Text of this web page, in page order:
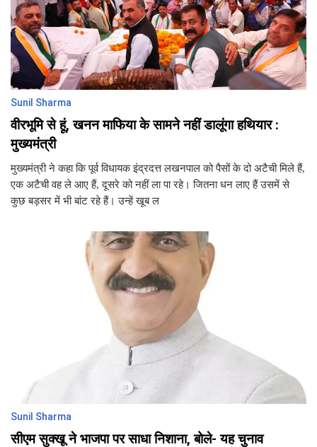
Sunil Sharma
वीरभूमि से हूं, खनन माफिया के सामने नहीं डालूंगा हथियार :
मुख्यमंत्री
मुख्यमंत्री ने कहा कि पूर्व विधायक इंद्रदत्त लखनपाल को पैसों के दो अटैची मिले हैं,
एक अटैची वह ले आए हैं, दूसरे को नहीं ला पा रहे। जितना धन लाए हैं उसमें से
कुछ बड़सर में भी बांट रहे हैं। उन्हें खूब ल
Sunil Sharma
सीएम सुक्खू ने भाजपा पर साधा निशाना, बोले- यह चुनाव